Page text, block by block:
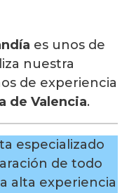
es unos de
nuestra
de experiencia
de Valencia.
especializado
de todo
alta experiencia